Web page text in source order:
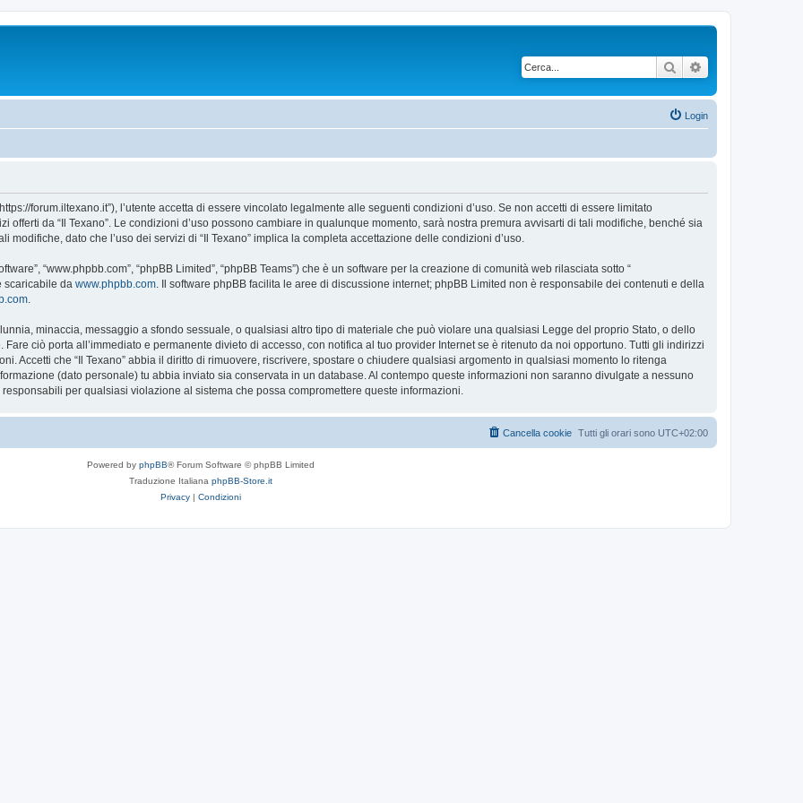
Cerca
Login
forum.iltexano.it”), l’utente accetta di essere vincolato legalmente alle seguenti condizioni d’uso. Se non accetti di essere limitato
offerti da “Il Texano”. Le condizioni d’uso possono cambiare in qualunque momento, sarà nostra premura avvisarti di tali modifiche, benché sia
dato che l’uso dei servizi di “Il Texano” implica la completa accettazione delle condizioni d’uso.
“www.phpbb.com”, “phpBB Limited”, “phpBB Teams”) che è un software per la creazione di comunità web rilasciata sotto “
scaricabile da www.phpbb.com . Il software phpBB facilita le aree di discussione internet; phpBB Limited non è responsabile dei contenuti e della
minaccia, messaggio a sfondo sessuale, o qualsiasi altro tipo di materiale che può violare una qualsiasi Legge del proprio Stato, o dello
ciò porta all’immediato e permanente divieto di accesso, con notifica al tuo provider Internet se è ritenuto da noi opportuno. Tutti gli indirizzi
Accetti che “Il Texano” abbia il diritto di rimuovere, riscrivere, spostare o chiudere qualsiasi argomento in qualsiasi momento lo ritenga
(dato personale) tu abbia inviato sia conservata in un database. Al contempo queste informazioni non saranno divulgate a nessuno
per qualsiasi violazione al sistema che possa compromettere queste informazioni.
Tutti gli orari sono UTC+02:00
Cancella cookie
Powered by phpBB® Forum Software © phpBB Limited
Traduzione Italiana phpBB-Store.it
Privacy | Condizioni